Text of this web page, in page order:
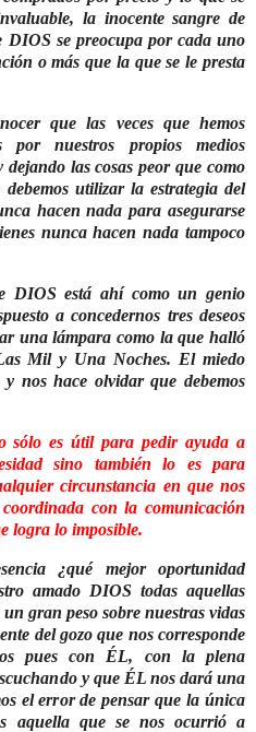
la inocente sangre de
DIOS se preocupa por cada uno
o más que la que se le presta
que las veces que hemos
por nuestros propios medios
dejando las cosas peor que como
utilizar la estrategia del
hacen nada para asegurarse
nunca hacen nada tampoco
DIOS está ahí como un genio
a concedernos tres deseos
una lámpara como la que halló
Mil y Una Noches. El miedo
nos hace olvidar que debemos
sólo es útil para pedir ayuda a
sino también lo es para
circunstancia en que nos
con la comunicación
logra lo imposible.
¿qué mejor oportunidad
amado DIOS todas aquellas
gran peso sobre nuestras vidas
del gozo que nos corresponde
pues con ÉL, con la plena
y que ÉL nos dará una
el error de pensar que la única
aquella que se nos ocurrió a